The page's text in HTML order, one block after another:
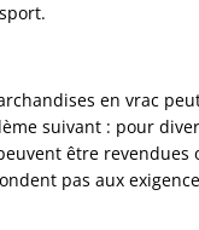
en vrac
suivant : pour
être revendues
pas aux